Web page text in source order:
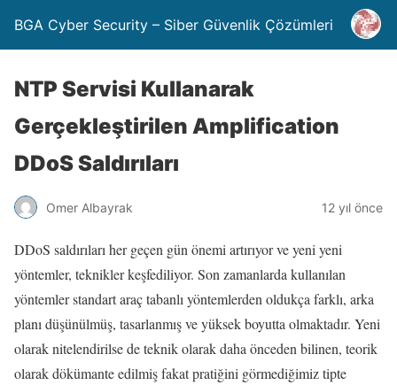
BGA Cyber Security – Siber Güvenlik Çözümleri
NTP Servisi Kullanarak
Gerçekleştirilen Amplification
DDoS Saldırıları
Omer Albayrak 12 yıl önce
DDoS saldırıları her geçen gün önemi artırıyor ve yeni yeni
yöntemler, teknikler keşfediliyor. Son zamanlarda kullanılan
yöntemler standart araç tabanlı yöntemlerden oldukça farklı, arka
planı düşünülmüş, tasarlanmış ve yüksek boyutta olmaktadır. Yeni
olarak nitelendirilse de teknik olarak daha önceden bilinen, teorik
olarak dökümante edilmiş fakat pratiğini görmediğimiz tipte